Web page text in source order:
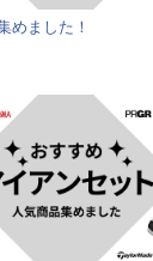
めました！